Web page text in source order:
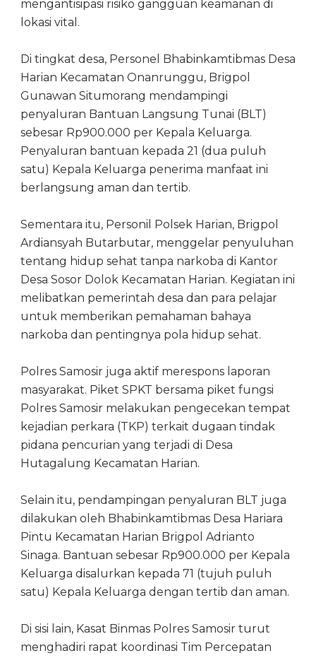
mengantisipasi risiko gangguan keamanan di
lokasi vital.
Di tingkat desa, Personel Bhabinkamtibmas Desa
Harian Kecamatan Onanrunggu, Brigpol
Gunawan Situmorang mendampingi
penyaluran Bantuan Langsung Tunai (BLT)
sebesar Rp900.000 per Kepala Keluarga.
Penyaluran bantuan kepada 21 (dua puluh
satu) Kepala Keluarga penerima manfaat ini
berlangsung aman dan tertib.
Sementara itu, Personil Polsek Harian, Brigpol
Ardiansyah Butarbutar, menggelar penyuluhan
tentang hidup sehat tanpa narkoba di Kantor
Desa Sosor Dolok Kecamatan Harian. Kegiatan ini
melibatkan pemerintah desa dan para pelajar
untuk memberikan pemahaman bahaya
narkoba dan pentingnya pola hidup sehat.
Polres Samosir juga aktif merespons laporan
masyarakat. Piket SPKT bersama piket fungsi
Polres Samosir melakukan pengecekan tempat
kejadian perkara (TKP) terkait dugaan tindak
pidana pencurian yang terjadi di Desa
Hutagalung Kecamatan Harian.
Selain itu, pendampingan penyaluran BLT juga
dilakukan oleh Bhabinkamtibmas Desa Hariara
Pintu Kecamatan Harian Brigpol Adrianto
Sinaga. Bantuan sebesar Rp900.000 per Kepala
Keluarga disalurkan kepada 71 (tujuh puluh
satu) Kepala Keluarga dengan tertib dan aman.
Di sisi lain, Kasat Binmas Polres Samosir turut
menghadiri rapat koordinasi Tim Percepatan